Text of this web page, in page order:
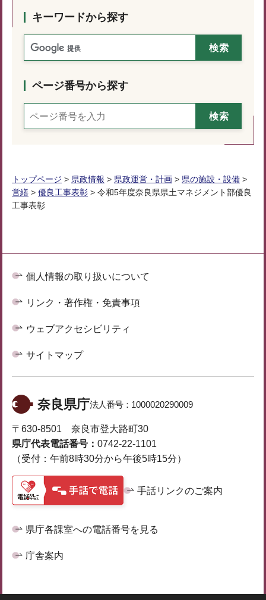
キーワードから探す
ページ番号から探す
トップページ > 県政情報 > 県政運営・計画 > 県の施設・設備 >
営繕 > 優良工事表彰 > 令和5年度奈良県県土マネジメント部優良
工事表彰
個人情報の取り扱いについて
リンク・著作権・免責事項
ウェブアクセシビリティ
サイトマップ
奈良県庁法人番号： 1000020290009
〒630-8501 奈良市登大路町30
県庁代表電話番号： 0742-22-1101
（受付：午前8時30分から午後5時15分）
手話リンクのご案内
県庁各課室への電話番号を見る
庁舎案内